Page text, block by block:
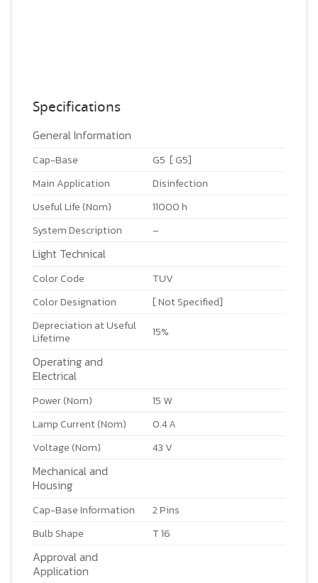
Specifications
General Information
Cap-Base
G5 [ G5]
Main Application
Disinfection
Useful Life (Nom)
11000 h
System Description
–
Light Technical
Color Code
TUV
Color Designation
[ Not Specified]
Depreciation at Useful
Lifetime
15%
Operating and
Electrical
Power (Nom)
15 W
Lamp Current (Nom)
0.4 A
Voltage (Nom)
43 V
Mechanical and
Housing
Cap-Base Information
2 Pins
Bulb Shape
T 16
Approval and
Application